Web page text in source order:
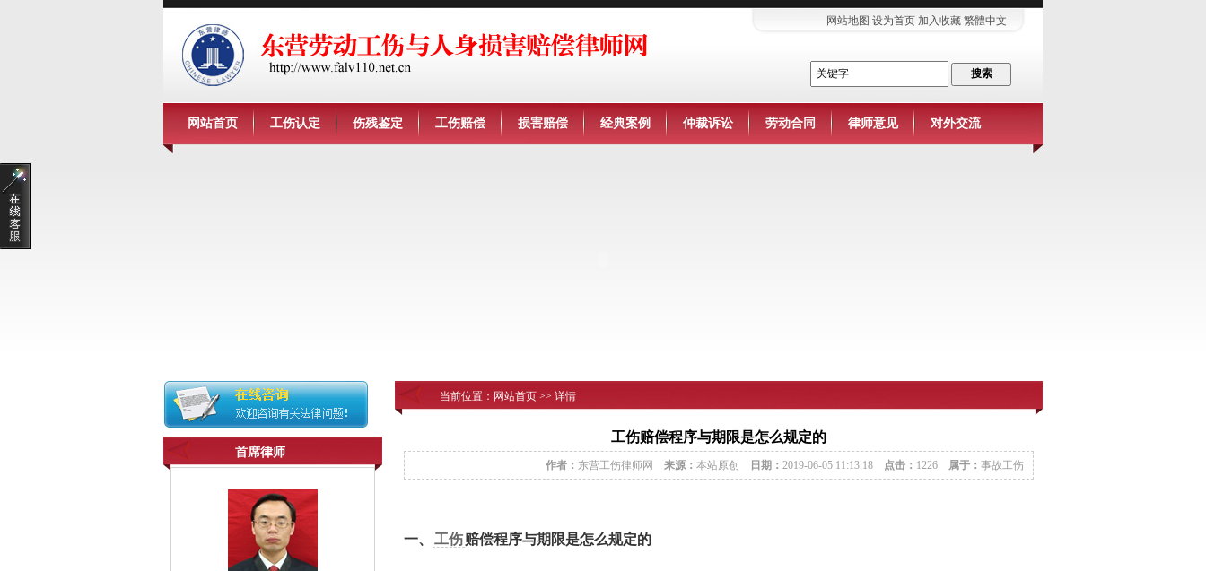
网站地图 设为首页 加入收藏 繁體中文
网站首页 工伤认定 伤残鉴定 工伤赔偿 损害赔偿 经典案例 仲裁诉讼 劳动合同 律师意见 对外交流
首席律师
当前位置： 网站首页 >> 详情
工伤赔偿程序与期限是怎么规定的
作者： 东营工伤律师网 来源： 本站原创 日期： 2019-06-05 11:13:18 点击： 1226 属于： 事故工伤
一、 工伤赔偿程序与期限是怎么规定的